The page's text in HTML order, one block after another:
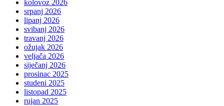
kolovoz 2026
srpanj 2026
lipanj 2026
svibanj 2026
travanj 2026
ožujak 2026
veljača 2026
siječanj 2026
prosinac 2025
studeni 2025
listopad 2025
rujan 2025